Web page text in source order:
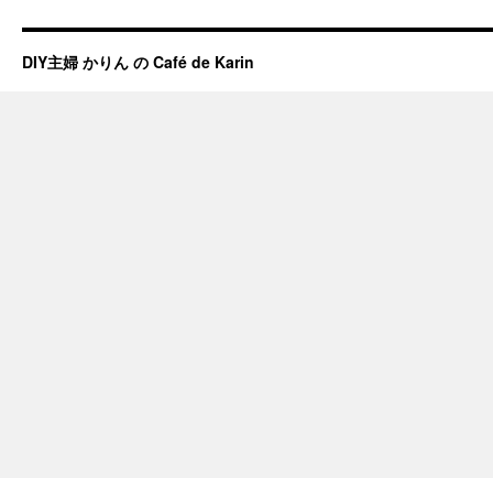
DIY主婦 かりん の Café de Karin